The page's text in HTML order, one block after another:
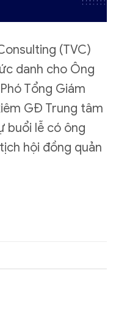
(TVC)
danh cho Ông
Tổng Giám
GĐ Trung tâm
buổi lễ có ông
hội đồng quản